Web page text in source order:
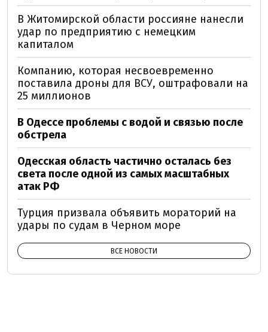
В Житомирской области россияне нанесли
удар по предприятию с немецким
капиталом
Компанию, которая несвоевременно
поставила дроны для ВСУ, оштрафовали на
25 миллионов
В Одессе проблемы с водой и связью после
обстрела
Одесская область частично осталась без
света после одной из самых масштабных
атак РФ
Турция призвала объявить мораторий на
удары по судам в Черном море
ВСЕ НОВОСТИ